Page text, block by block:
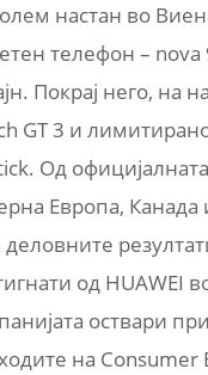
настан во
телефон – nova
Покрај него, на
GT 3 и
Од
Европа, Канада
деловните
од HUAWEI
оствари
на Consumer